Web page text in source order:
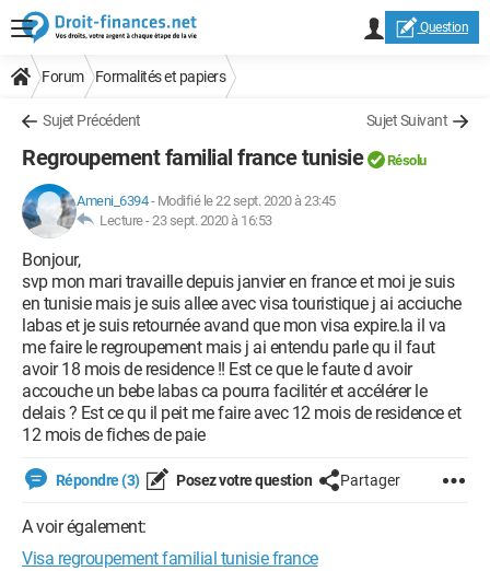
Question
Forum Formalités et papiers
Sujet Précédent Sujet Suivant
Regroupement familial france tunisie Résolu
Ameni_6394- Modifié le 22 sept. 2020 à 23:45
Lecture -23 sept. 2020 à 16:53
Bonjour,
svp mon mari travaille depuis janvier en france et moi je suis
en tunisie mais je suis allee avec visa touristique j ai acciuche
labas et je suis retournée avand que mon visa expire.la il va
me faire le regroupement mais j ai entendu parle qu il faut
avoir 18 mois de residence !! Est ce que le faute d avoir
accouche un bebe labas ca pourra facilitér et accélérer le
delais ? Est ce qu il peit me faire avec 12 mois de residence et
12 mois de fiches de paie
Répondre (3) Posez votre question Partager
A voir également:
Visa regroupement familial tunisie france